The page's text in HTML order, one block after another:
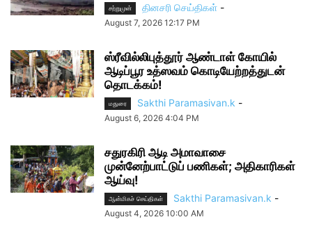
சற்றுமுன் தினசரி செய்திகள் -
August 7, 2026 12:17 PM
ஸ்ரீவில்லிபுத்தூர் ஆண்டாள் கோயில்
ஆடிப்பூர உத்ஸவம் கொடியேற்றத்துடன்
தொடக்கம்!
மதுரை Sakthi Paramasivan.k -
August 6, 2026 4:04 PM
சதுரகிரி ஆடி அமாவாசை
முன்னேற்பாட்டுப் பணிகள்; அதிகாரிகள்
ஆய்வு!
ஆன்மிகச் செய்திகள் Sakthi Paramasivan.k -
August 4, 2026 10:00 AM